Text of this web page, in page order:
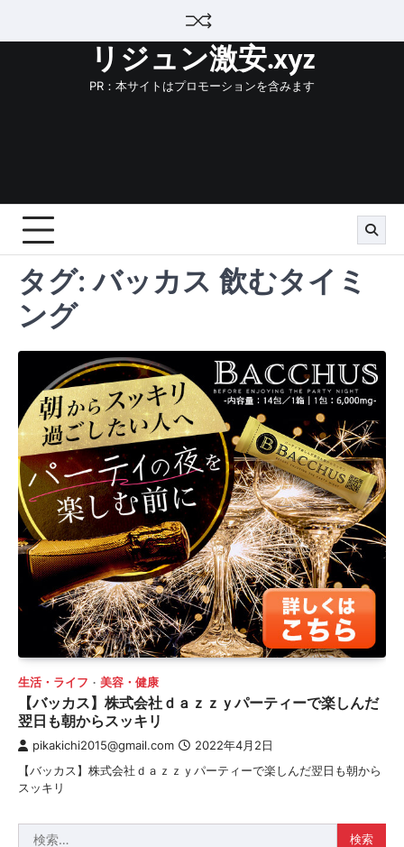
リジュン激安.xyz
PR：本サイトはプロモーションを含みます
タグ:バッカス 飲むタイミ
ング
生活・ライフ 美容・健康
【バッカス】株式会社ｄａｚｚｙパーティーで楽しんだ
翌日も朝からスッキリ
pikakichi2015@gmail.com 2022年4月2日
【バッカス】株式会社ｄａｚｚｙパーティーで楽しんだ翌日も朝から
スッキリ